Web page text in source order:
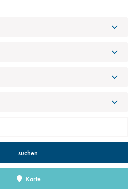
Karte
suchen